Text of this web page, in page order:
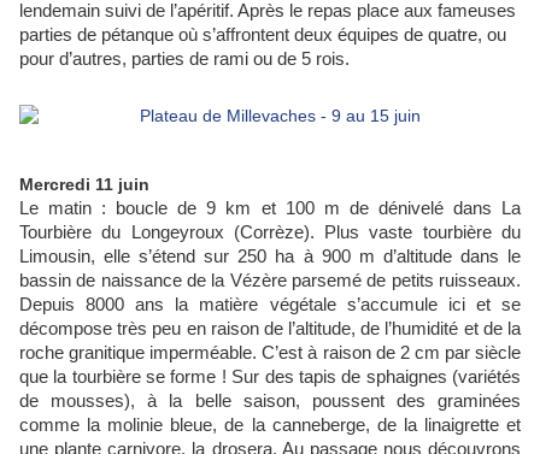
lendemain suivi de l’apéritif. Après le repas place aux fameuses
parties de pétanque où s’affrontent deux équipes de quatre, ou
pour d’autres, parties de rami ou de 5 rois.
Mercredi 11 juin
Le matin : boucle de 9 km et 100 m de dénivelé dans La
Tourbière du Longeyroux (Corrèze). Plus vaste tourbière du
Limousin, elle s’étend sur 250 ha à 900 m d’altitude dans le
bassin de naissance de la Vézère parsemé de petits ruisseaux.
Depuis 8000 ans la matière végétale s’accumule ici et se
décompose très peu en raison de l’altitude, de l’humidité et de la
roche granitique imperméable. C’est à raison de 2 cm par siècle
que la tourbière se forme ! Sur des tapis de sphaignes (variétés
de mousses), à la belle saison, poussent des graminées
comme la molinie bleue, de la canneberge, de la linaigrette et
une plante carnivore, la drosera. Au passage nous découvrons